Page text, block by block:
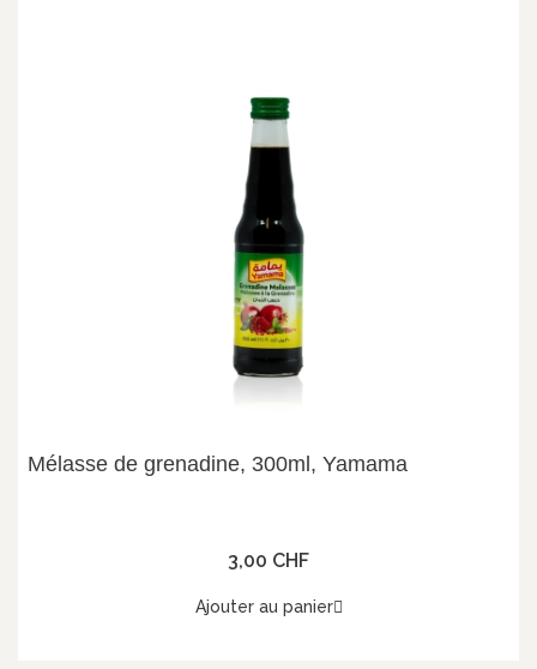
Mélasse de grenadine, 300ml, Yamama
3,00 CHF
Ajouter au panier